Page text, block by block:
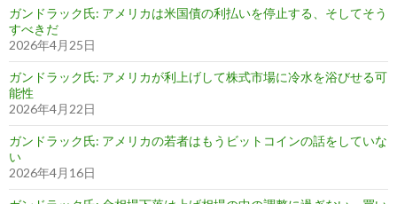
ガンドラック氏: アメリカは米国債の利払いを停止する、そしてそう
すべきだ
2026年4月25日
ガンドラック氏: アメリカが利上げして株式市場に冷水を浴びせる可
能性
2026年4月22日
ガンドラック氏: アメリカの若者はもうビットコインの話をしていな
い
2026年4月16日